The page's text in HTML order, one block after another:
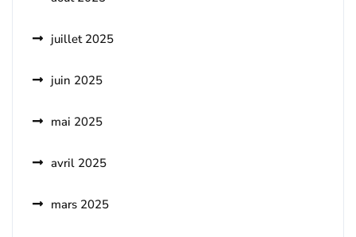
juillet 2025
juin 2025
mai 2025
avril 2025
mars 2025